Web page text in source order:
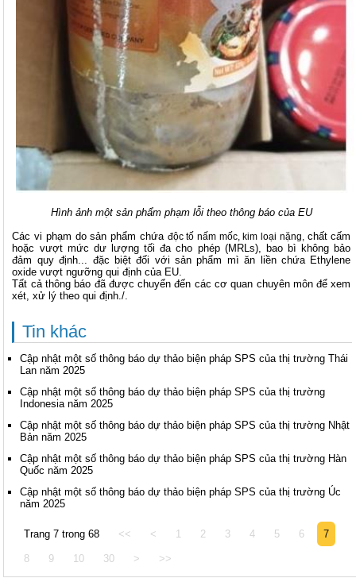
Hình ảnh một sản phẩm phạm lỗi theo thông báo của EU
Các vi phạm do sản phẩm chứa độc tố nấm mốc, kim loại nặng, chất cấm
hoặc vượt mức dư lượng tối đa cho phép (MRLs), bao bì không bảo
đảm quy định... đặc biệt đối với sản phẩm mì ăn liền chứa Ethylene
oxide vượt ngưỡng qui định của EU.
Tất cả thông báo đã được chuyển đến các cơ quan chuyên môn để xem
xét, xử lý theo qui định./.
Tin khác
Cập nhật một số thông báo dự thảo biện pháp SPS của thị trường Thái
Lan năm 2025
Cập nhật một số thông báo dự thảo biện pháp SPS của thị trường
Indonesia năm 2025
Cập nhật một số thông báo dự thảo biện pháp SPS của thị trường Nhật
Bản năm 2025
Cập nhật một số thông báo dự thảo biện pháp SPS của thị trường Hàn
Quốc năm 2025
Cập nhật một số thông báo dự thảo biện pháp SPS của thị trường Úc
năm 2025
Trang 7 trong 68 << < 1 2 3 4 5 6 7
8 9 10 30 > >>